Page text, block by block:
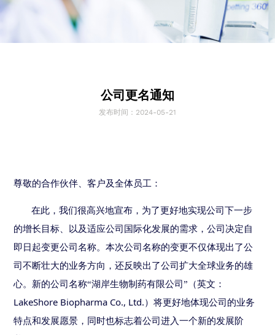
公司更名通知
发布时间：2024-05-21
尊敬的合作伙伴、客户及全体员工：
在此，我们很高兴地宣布，为了更好地实现公司下一步
的增长 目标、以及适应公司国际化发展的需求，公司决定自
即日起变更公司名称。本次公司名称的变更不仅体现出了公
司不断壮大的业务方向，还反映出了公司扩大全球业务的雄
心。 新的公司名称“湖岸生物制药有限公司”（英文：
LakeShore Biopharma Co., Ltd.）将更好地体现公司 的业务
特点和发展愿景，同时也标志着公司进入一个新的发展阶